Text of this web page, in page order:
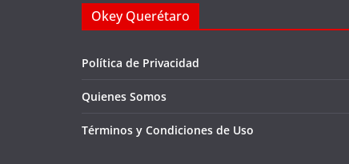
Okey Querétaro
Política de Privacidad
Quienes Somos
Términos y Condiciones de Uso